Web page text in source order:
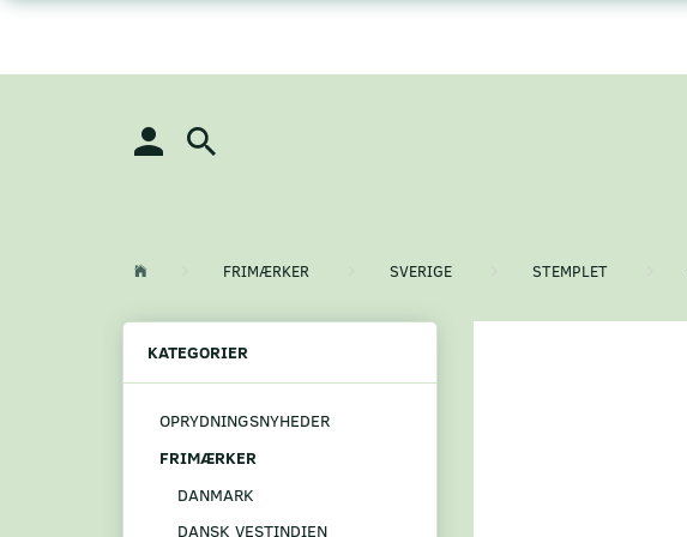
FRIMÆRKER SVERIGE STEMPLET
KATEGORIER
OPRYDNINGSNYHEDER
FRIMÆRKER
DANMARK
DANSK VESTINDIEN